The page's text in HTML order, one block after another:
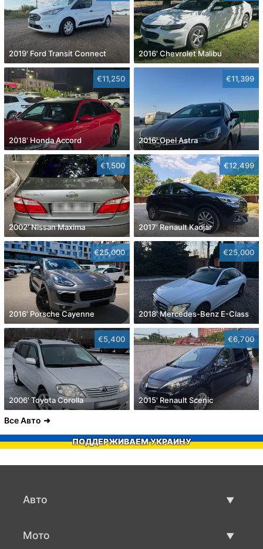
2019' Ford Transit Connect 2016' Chevrolet Malibu
€11,250
2018' Honda Accord
€11,399
2016' Opel Astra
€1,500
2002' Nissan Maxima
€12,499
2017' Renault Kadjar
€25,000
2016' Porsche Cayenne
€25,000
2018' Mercedes-Benz E-Class
€5,400
2006' Toyota Corolla
€6,700
2015' Renault Scenic
Все Авто
ПОДДЕРЖИВАЕМ УКРАИНУ
Авто
Мото